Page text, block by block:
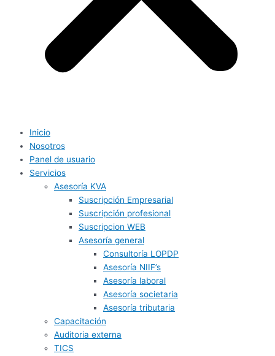
Inicio
Nosotros
Panel de usuario
Servicios
Asesoría KVA
Suscripción Empresarial
Suscripción profesional
Suscripcion WEB
Asesoría general
Consultoría LOPDP
Asesoría NIIF’s
Asesoría laboral
Asesoría societaria
Asesoría tributaria
Capacitación
Auditoria externa
TICS